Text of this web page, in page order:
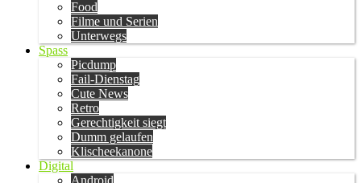
Food
Filme und Serien
Unterwegs
Spass
Picdump
Fail-Dienstag
Cute News
Retro
Gerechtigkeit siegt
Dumm gelaufen
Klischeekanone
Digital
Android